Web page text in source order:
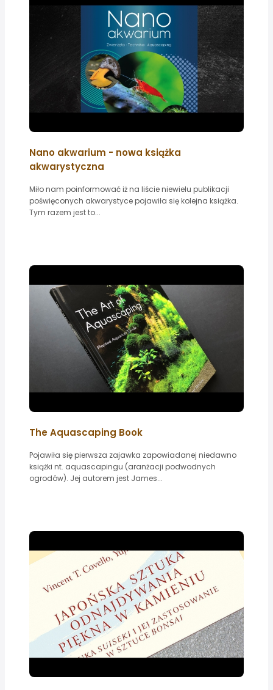
Nano akwarium - nowa książka
akwarystyczna
Miło nam poinformować iż na liście niewielu publikacji
poświęconych akwarystyce pojawiła się kolejna książka.
Tym razem jest to...
The Aquascaping Book
Pojawiła się pierwsza zajawka zapowiadanej niedawno
książki nt. aquascapingu (aranżacji podwodnych
ogrodów). Jej autorem jest James...